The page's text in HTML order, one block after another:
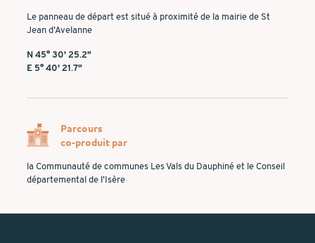
Le panneau de départ est situé à proximité de la mairie de St
Jean d’Avelanne
N 45° 30' 25.2"
E 5° 40' 21.7"
Parcours
co-produit par
la Communauté de communes Les Vals du Dauphiné et le Conseil
départemental de l’Isère